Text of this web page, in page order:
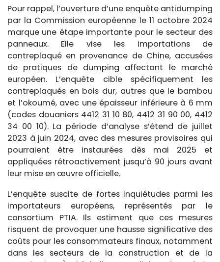
Pour rappel, l’ouverture d’une enquête antidumping
par la Commission européenne le 11 octobre 2024
marque une étape importante pour le secteur des
panneaux. Elle vise les importations de
contreplaqué en provenance de Chine, accusées
de pratiques de dumping affectant le marché
européen. L’enquête cible spécifiquement les
contreplaqués en bois dur, autres que le bambou
et l’okoumé, avec une épaisseur inférieure à 6 mm
(codes douaniers 4412 31 10 80, 4412 31 90 00, 4412
34 00 10). La période d’analyse s’étend de juillet
2023 à juin 2024, avec des mesures provisoires qui
pourraient être instaurées dès mai 2025 et
appliquées rétroactivement jusqu’à 90 jours avant
leur mise en œuvre officielle.
L’enquête suscite de fortes inquiétudes parmi les
importateurs européens, représentés par le
consortium PTIA. Ils estiment que ces mesures
risquent de provoquer une hausse significative des
coûts pour les consommateurs finaux, notamment
dans les secteurs de la construction et de la